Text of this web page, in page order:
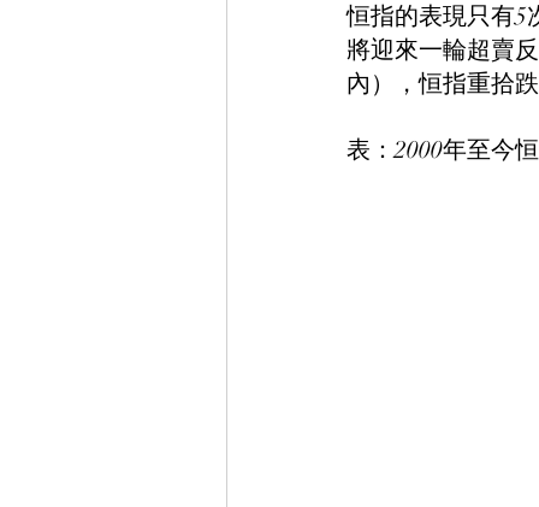
恒指的表現只有5
將迎來一輪超賣
內），恒指重拾
表：2000年至今